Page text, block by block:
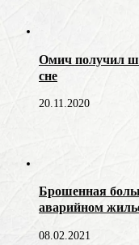
Омич получил
сне
20.11.2020
Брошенная
аварийном
08.02.2021